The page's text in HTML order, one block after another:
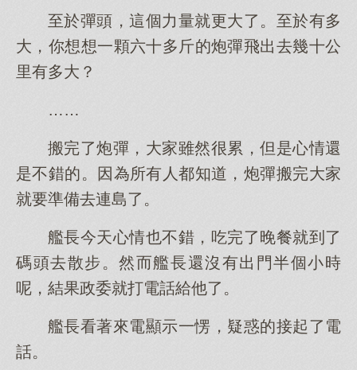
至於彈頭，這個力量就更大了。至於有多
大，你想想一顆六十多斤的炮彈飛出去幾十公
里有多大？
……
搬完了炮彈，大家雖然很累，但是心情還
是不錯的。因為所有人都知道，炮彈搬完大家
就要準備去連島了。
艦長今天心情也不錯，吃完了晚餐就到了
碼頭去散步。然而艦長還沒有出門半個小時
呢，結果政委就打電話給他了。
艦長看著來電顯示一愣，疑惑的接起了電
話。